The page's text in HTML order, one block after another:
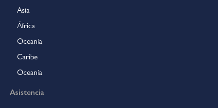
Asia
África
Oceanía
Caribe
Oceanía
Asistencia